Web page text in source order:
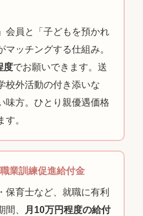
会員と「子どもを預かれ
マッチングする仕組み。
度でお願いできます。送
校外活動の付き添いな
味方。ひとり親優遇価格
。
業訓練促進給付金
保育士など、就職に有利
、
月10万円程度の給付